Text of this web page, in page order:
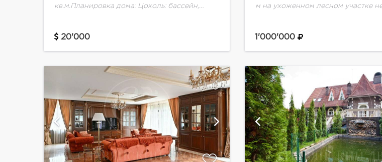
кв.м.Планировка дома: Цоколь: бассейн,
помещения, котельная. В подвале 2
20'000
м на ухоженном лесном участке
сауна, спортзал. 1...
1'000'000
показать ещё 6 фотографий показать ещё 23